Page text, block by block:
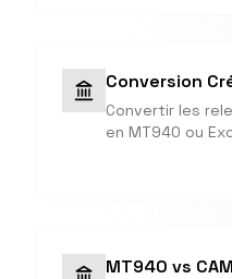
Conversion
Convertir les
en MT940 ou
MT940 vs